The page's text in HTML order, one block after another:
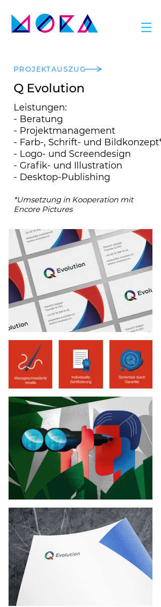
PROJEKTAUSZUG
Q Evolution
Leistungen:
- Beratung
- Projektmanagement
- Farb-, Schrift- und Bildkonzept*
- Logo- und Screendesign
- Grafik- und Illustration
- Desktop-Publishing
*Umsetzung in Kooperation mit
Encore Pictures